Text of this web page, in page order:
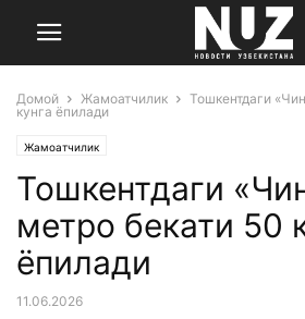
Домой Жамоатчилик
Тошкентдаги
кунга ёпилади
Жамоатчилик
Тошкентдаги
метро бекати 50
ёпилади
11.06.2026